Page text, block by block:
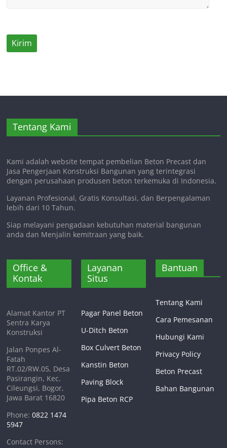
Tentang Kami
Kami adalah website tempat pembelian Beton Precast dan
Jasa Pengerjaan Konstruksi Bangunan yang terintegrasi
dengan perusahaan produsen beton terkemuka di Indonesia.
Layanan Profesional, Gratis Konsultasi, dan Berpengalaman
lebih dari 10 Tahun.
Siap melayani pengadaan kebutuhan material bangunan
anda dan Menjalin kemitraan yang baik.
Office &
Kontak
Alamat Kantor PT
Sentra Karya
Konstruksi
Jalan Ponpes Al-
Fatah
RT.02/RW.05, Desa
Pasirangin, Kec.
Cileungsi, Bogor,
Jawa Barat 16820
Phone:0822 1474
5947
Contact Persons:
Layanan
Situs
Pagar Panel Beton
U-Ditch Beton
Box Culvert Beton
Kanstin Beton
Paving Block
Pipa Beton RCP
Bantuan
Tentang Kami
Cara Pemesanan
Hubungi Kami
Privacy Policy
Beton Precast
Bahan Bangunan